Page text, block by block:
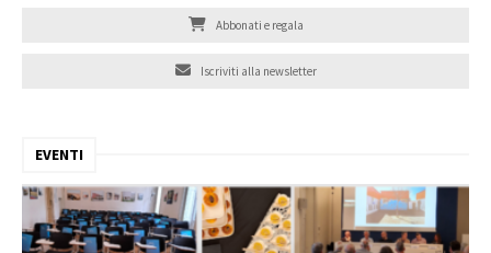
Abbonati e regala
Iscriviti alla newsletter
EVENTI